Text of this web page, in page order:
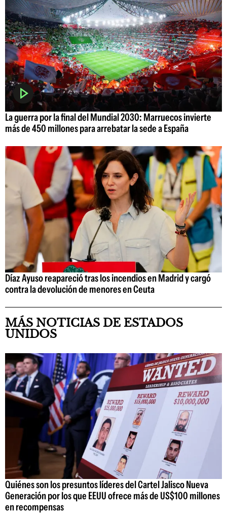
La guerra por la final del Mundial 2030: Marruecos invierte
más de 450 millones para arrebatar la sede a España
Díaz Ayuso reapareció tras los incendios en Madrid y cargó
contra la devolución de menores en Ceuta
MÁS NOTICIAS DE ESTADOS
UNIDOS
Quiénes son los presuntos líderes del Cartel Jalisco Nueva
Generación por los que EEUU ofrece más de US$100 millones
en recompensas